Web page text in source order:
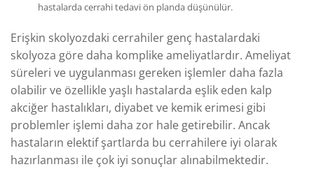
hastalarda cerrahi tedavi ön planda düşünülür.
Erişkin skolyozdaki cerrahiler genç hastalardaki
skolyoza göre daha komplike ameliyatlardır. Ameliyat
süreleri ve uygulanması gereken işlemler daha fazla
olabilir ve özellikle yaşlı hastalarda eşlik eden kalp
akciğer hastalıkları, diyabet ve kemik erimesi gibi
problemler işlemi daha zor hale getirebilir. Ancak
hastaların elektif şartlarda bu cerrahilere iyi olarak
hazırlanması ile çok iyi sonuçlar alınabilmektedir.